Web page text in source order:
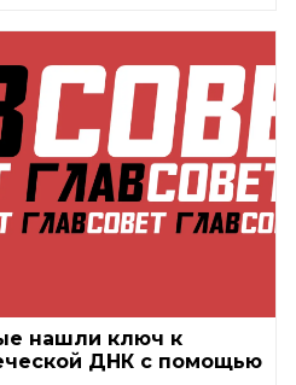
нашли ключ к
ДНК с помощью